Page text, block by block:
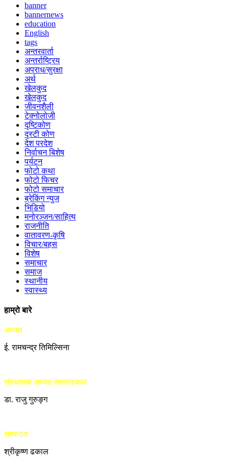
banner
bannernews
education
English
tags
अन्तरवार्ता
अन्तर्राष्ट्रिय
अपराध/सुरक्षा
अर्थ
खेलकुद
खेलकुद
जीवनशैली
टेक्नोलोजी
दृष्टिकोण
दृस्टी कोण
देश परदेश
निर्वाचन बिशेष
पर्यटन
फोटो कथा
फोटो फिचर
फोटो समाचार
ब्रेकिंग न्युज
भिडियो
मनोरञ्जन/साहित्य
राजनीति
वातावरण-कृषि
विचार/बहस
विशेष
समाचार
समाज
स्थानीय
स्वास्थ्य
हाम्रो बारे
अध्यक्ष
ई. रामचन्द्र तिमिल्सिना
संस्थापक अध्यक्ष/सल्लाहकार
डा. राजु गुरुङ्ग
सम्पादक
श्रीकृष्ण ढकाल